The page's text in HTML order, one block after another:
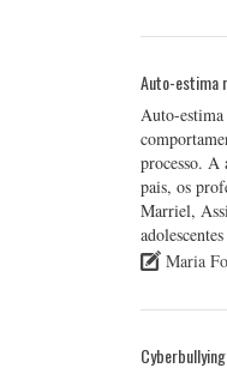
Auto-estima
Auto-estima
processo. A
pais, os
Marriel,
Maria
Cyberbullying